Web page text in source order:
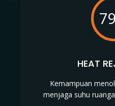
HEAT
Kemampuan
menjaga suhu